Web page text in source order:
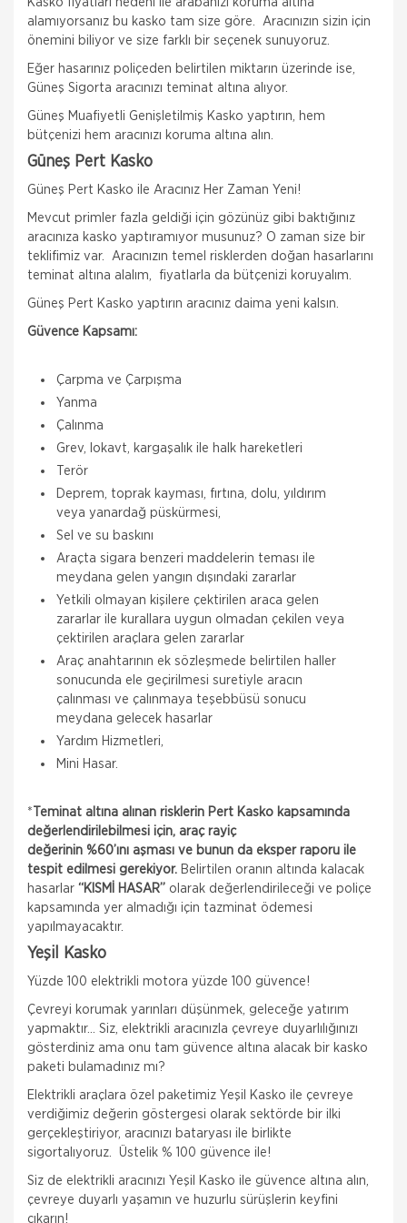
alamıyorsanız bu kasko tam size göre. Aracınızın sizin için
önemini biliyor ve size farklı bir seçenek sunuyoruz.
Eğer hasarınız poliçeden belirtilen miktarın üzerinde ise,
Güneş Sigorta aracınızı teminat altına alıyor.
Güneş Muafiyetli Genişletilmiş Kasko yaptırın, hem
bütçenizi hem aracınızı koruma altına alın.
Güneş Pert Kasko
Güneş Pert Kasko ile Aracınız Her Zaman Yeni!
Mevcut primler fazla geldiği için gözünüz gibi baktığınız
aracınıza kasko yaptıramıyor musunuz? O zaman size bir
teklifimiz var. Aracınızın temel risklerden doğan hasarlarını
teminat altına alalım, fiyatlarla da bütçenizi koruyalım.
Güneş Pert Kasko yaptırın aracınız daima yeni kalsın.
Güvence Kapsamı:
Çarpma ve Çarpışma
Yanma
Çalınma
Grev, Iokavt, kargaşalık ile halk hareketleri
Terör
Deprem, toprak kayması, fırtına, dolu, yıldırım
veya yanardağ püskürmesi,
Sel ve su baskını
Araçta sigara benzeri maddelerin teması ile
meydana gelen yangın dışındaki zararlar
Yetkili olmayan kişilere çektirilen araca gelen
zararlar ile kurallara uygun olmadan çekilen veya
çektirilen araçlara gelen zararlar
Araç anahtarının ek sözleşmede belirtilen haller
sonucunda ele geçirilmesi suretiyle aracın
çalınması ve çalınmaya teşebbüsü sonucu
meydana gelecek hasarlar
Yardım Hizmetleri,
Mini Hasar.
* Teminat altına alınan risklerin Pert Kasko kapsamında
değerlendirilebilmesi için, araç rayiç
değerinin %60’ını aşması ve bunun da eksper raporu ile
tespit edilmesi gerekiyor. Belirtilen oranın altında kalacak
hasarlar “KISMİ HASAR” olarak değerlendirileceği ve poliçe
kapsamında yer almadığı için tazminat ödemesi
yapılmayacaktır.
Yeşil Kasko
Yüzde 100 elektrikli motora yüzde 100 güvence!
Çevreyi korumak yarınları düşünmek, geleceğe yatırım
yapmaktır… Siz, elektrikli aracınızla çevreye duyarlılığınızı
gösterdiniz ama onu tam güvence altına alacak bir kasko
paketi bulamadınız mı?
Elektrikli araçlara özel paketimiz Yeşil Kasko ile çevreye
verdiğimiz değerin göstergesi olarak sektörde bir ilki
gerçekleştiriyor, aracınızı bataryası ile birlikte
sigortalıyoruz. Üstelik % 100 güvence ile!
Siz de elektrikli aracınızı Yeşil Kasko ile güvence altına alın,
çevreye duyarlı yaşamın ve huzurlu sürüşlerin keyfini
çıkarın!
Hepiyi Sigorta
Tamamlayıcı Sağlık Sigortası
Tamamlayıcı Sağlık Sigortası Nedir? Tamamlayıcı
Sağlık Sigortası , SGK ile anlaşmalı özel sağlık
kuruluşlarında muayene, tetkik ve tedavi giderleriniz
için fark ücr
Hepiyi Sigorta